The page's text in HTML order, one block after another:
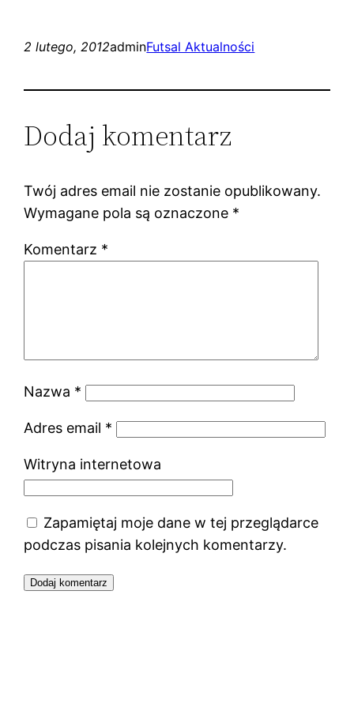
2 lutego, 2012adminFutsal Aktualności
Dodaj komentarz
Twój adres email nie zostanie opublikowany.
Wymagane pola są oznaczone *
Komentarz *
Nazwa *
Adres email *
Witryna internetowa
Zapamiętaj moje dane w tej przeglądarce
podczas pisania kolejnych komentarzy.